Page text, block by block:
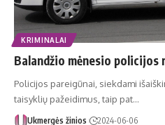
KRIMINALAI
Balandžio mėnesio policijos
Policijos pareigūnai, siekdami
taisyklių pažeidimus, taip pat…
Ukmergės žinios 2024-06-06